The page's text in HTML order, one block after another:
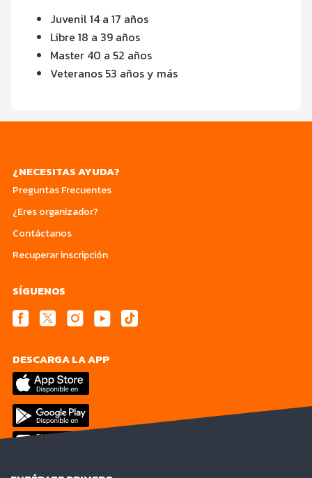
Juvenil 14 a 17 años
Libre 18 a 39 años
Master 40 a 52 años
Veteranos 53 años y más
¿NECESITAS AYUDA?
Preguntas Frecuentes
¿Eres organizador?
Contáctanos
Recuperar inscripción
SÍGUENOS
DESCARGA LA APP